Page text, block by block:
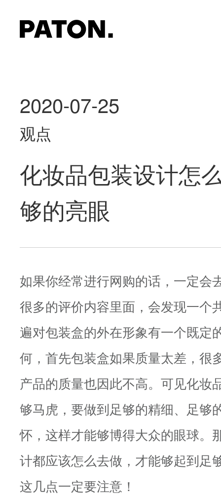
2020-07-25
观点
化妆品包装设计怎
够的亮眼
如果你经常进行网购的话，一定会
很多的评价内容里面，会发现一个
遍对包装盒的外在形象有一个既定
何，首先包装盒如果质量太差，很
产品的质量也因此不高。可见化妆
够马虎，要做到足够的精细、足够
怀，这样才能够博得大众的眼球。
计都应该怎么去做，才能够起到足
这几点一定要注意！